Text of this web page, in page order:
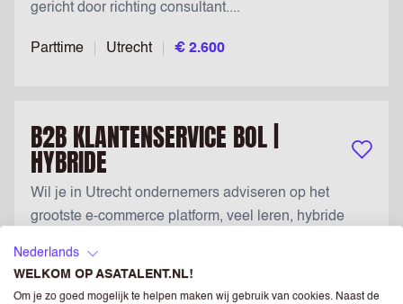
Parttime Utrecht € 2.600
gericht door richting consultant....
B2B KLANTENSERVICE BOL |
HYBRIDE Bewaar
Wil je in Utrecht ondernemers adviseren op het
grootste e‑commerce platform, veel leren, hybride
Nederlands
WELKOM OP ASATALENT.NL!
Om je zo goed mogelijk te helpen maken wij gebruik van cookies. Naast de